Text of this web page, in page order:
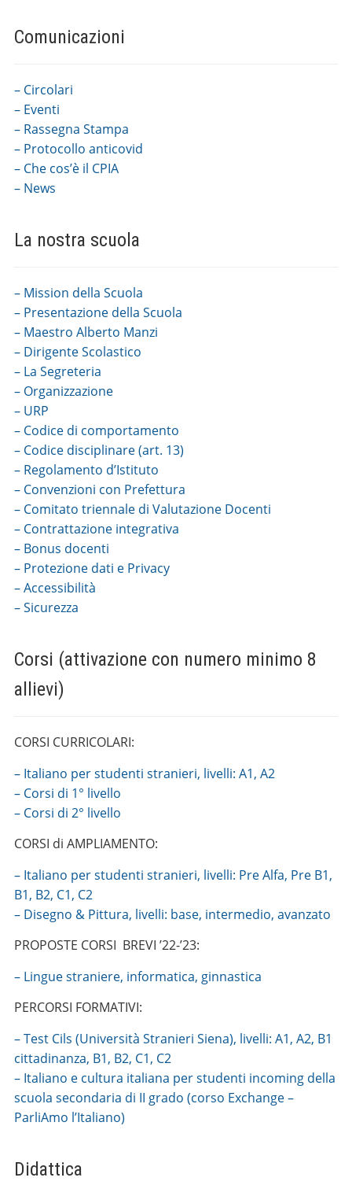
Comunicazioni
– Circolari
– Eventi
– Rassegna Stampa
– Protocollo anticovid
– Che cos’è il CPIA
– News
La nostra scuola
– Mission della Scuola
– Presentazione della Scuola
– Maestro Alberto Manzi
– Dirigente Scolastico
– La Segreteria
– Organizzazione
– URP
– Codice di comportamento
– Codice disciplinare (art. 13)
– Regolamento d’Istituto
– Convenzioni con Prefettura
– Comitato triennale di Valutazione Docenti
– Contrattazione integrativa
– Bonus docenti
– Protezione dati e Privacy
– Accessibilità
– Sicurezza
Corsi (attivazione con numero minimo 8
allievi)
CORSI CURRICOLARI:
– Italiano per studenti stranieri, livelli: A1, A2
– Corsi di 1° livello
– Corsi di 2° livello
CORSI di AMPLIAMENTO:
– Italiano per studenti stranieri, livelli: Pre Alfa, Pre B1,
B1, B2, C1, C2
– Disegno & Pittura, livelli: base, intermedio, avanzato
PROPOSTE CORSI BREVI ’22-’23:
– Lingue straniere, informatica, ginnastica
PERCORSI FORMATIVI:
– Test Cils (Università Stranieri Siena), livelli: A1, A2, B1
cittadinanza, B1, B2, C1, C2
– Italiano e cultura italiana per studenti incoming della
scuola secondaria di II grado (corso Exchange –
ParliAmo l’Italiano)
Didattica